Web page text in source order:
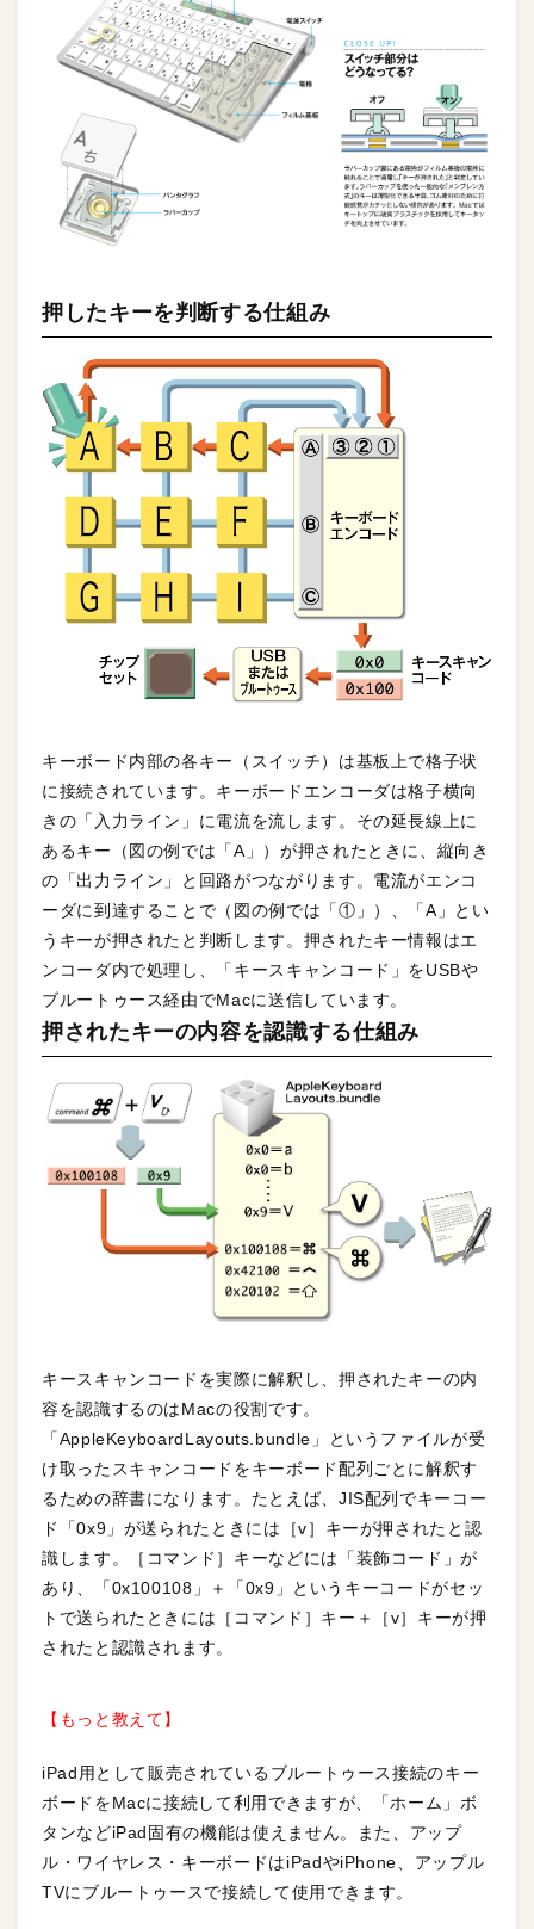
押したキーを判断する仕組み
キーボード内部の各キー（スイッチ）は基板上で格子状
に接続されています。キーボードエンコーダは格子横向
きの「入力ライン」に電流を流します。その延長線上に
あるキー（図の例では「A」）が押されたときに、縦向き
の「出力ライン」と回路がつながります。電流がエンコ
ーダに到達することで（図の例では「①」）、「A」とい
うキーが押されたと判断します。押されたキー情報はエ
ンコーダ内で処理し、「キースキャンコード」をUSBや
ブルートゥース経由でMacに送信しています。
押されたキーの内容を認識する仕組み
キースキャンコードを実際に解釈し、押されたキーの内
容を認識するのはMacの役割です。
「AppleKeyboardLayouts.bundle」というファイルが受
け取ったスキャンコードをキーボード配列ごとに解釈す
るための辞書になります。たとえば、JIS配列でキーコー
ド「0x9」が送られたときには［v］キーが押されたと認
識します。［コマンド］キーなどには「装飾コード」が
あり、「0x100108」＋「0x9」というキーコードがセッ
トで送られたときには［コマンド］キー＋［v］キーが押
されたと認識されます。
【もっと教えて】
iPad用として販売されているブルートゥース接続のキー
ボードをMacに接続して利用できますが、「ホーム」ボ
タンなどiPad固有の機能は使えません。また、アップ
ル・ワイヤレス・キーボードはiPadやiPhone、アップル
TVにブルートゥースで接続して使用できます。